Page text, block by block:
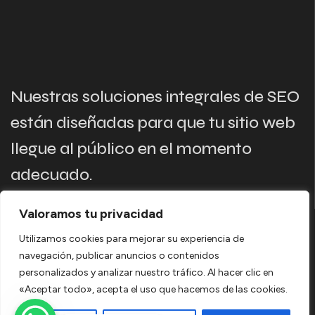
Valoramos tu privacidad
Utilizamos cookies para mejorar su experiencia de
navegación, publicar anuncios o contenidos
personalizados y analizar nuestro tráfico. Al hacer clic en
«Aceptar todo», acepta el uso que hacemos de las cookies.
Nuestras soluciones integrales de SEO
están diseñadas para que tu sitio web
llegue al público en el momento
adecuado.
Enlaces
Nuestros servicios
Contacto
Servicios
SEO
Diseño web